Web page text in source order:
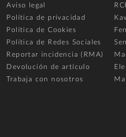
Aviso legal
Política de privacidad
Política de Cookies
Política de Redes Sociales
Reportar incidencia (RMA)
Devolución de artículo
Trabaja con nosotros